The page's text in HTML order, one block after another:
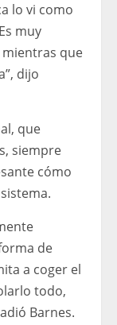
lo vi como
muy
que
dijo
que
siempre
cómo
de
a coger el
todo,
Barnes.